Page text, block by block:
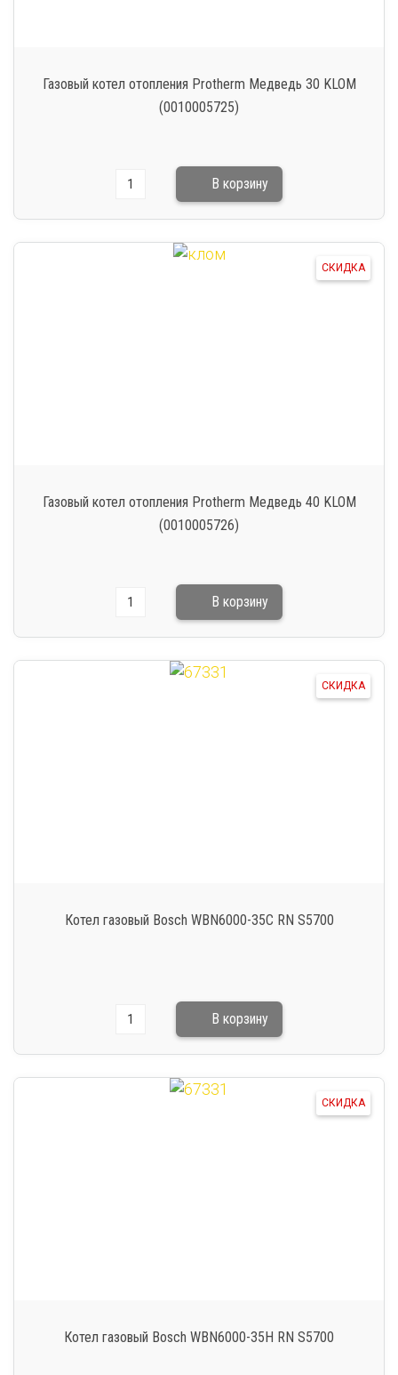
Газовый котел отопления Protherm Медведь 30 KLOM
(0010005725)
СКИДКА
Газовый котел отопления Protherm Медведь 40 KLOM
(0010005726)
СКИДКА
Котел газовый Bosch WBN6000-35C RN S5700
СКИДКА
Котел газовый Bosch WBN6000-35H RN S5700